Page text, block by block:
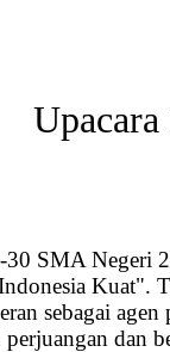
SMA Negeri
Kuat".
sebagai
dan